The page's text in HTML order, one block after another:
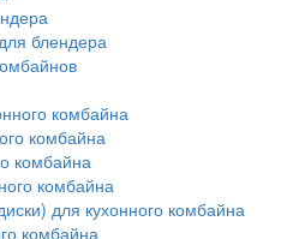
блендера
комбайна
комбайна
комбайна
комбайна
для кухонного комбайна
комбайна